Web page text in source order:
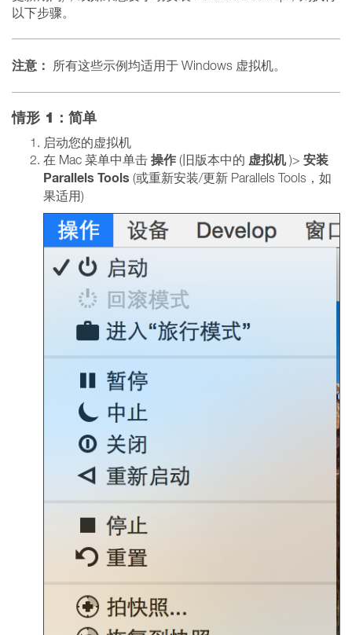
以下步骤。
注意： 所有这些示例均适用于 Windows 虚拟机。
情形 1：简单
启动您的虚拟机
在 Mac 菜单中单击 操作 (旧版本中的 虚拟机)> 安装
Parallels Tools (或重新安装/更新 Parallels Tools，如
果适用)